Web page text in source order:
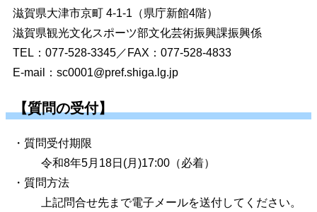
滋賀県大津市京町 4-1-1（県庁新館4階）
滋賀県観光文化スポーツ部文化芸術振興課振興係
TEL：077-528-3345／FAX：077-528-4833
E-mail： sc0001@pref.shiga.lg.jp
【質問の受付】
・質問受付期限
令和8年5月18日(月)17:00（必着）
・質問方法
上記問合せ先まで電子メールを送付してください。